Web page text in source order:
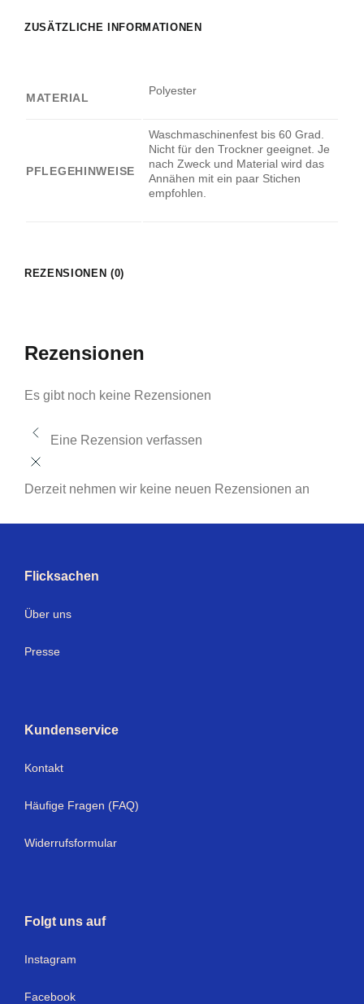
ZUSÄTZLICHE INFORMATIONEN
MATERIAL
Polyester
PFLEGEHINWEISE
Waschmaschinenfest bis 60 Grad.
Nicht für den Trockner geeignet. Je
nach Zweck und Material wird das
Annähen mit ein paar Stichen
empfohlen.
REZENSIONEN (0)
Rezensionen
Es gibt noch keine Rezensionen
Eine Rezension verfassen
Derzeit nehmen wir keine neuen Rezensionen an
Flicksachen
Über uns
Presse
Kundenservice
Kontakt
Häufige Fragen (FAQ)
Widerrufsformular
Folgt uns auf
Instagram
Facebook